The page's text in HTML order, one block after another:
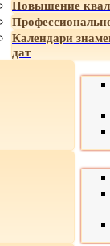
Повышение
Календари
дат